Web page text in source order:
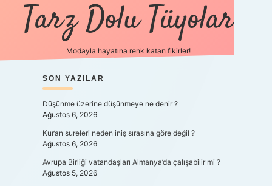
Tarz Dolu Tüyolar
Modayla hayatına renk katan fikirler!
SIDEBAR
SON YAZILAR
Düşünme üzerine düşünmeye ne denir ?
Ağustos 6, 2026
Kur’an sureleri neden iniş sırasına göre değil ?
Ağustos 6, 2026
Avrupa Birliği vatandaşları Almanya’da çalışabilir mi ?
Ağustos 5, 2026
güncel girişhttps://www.betexper.xyz/